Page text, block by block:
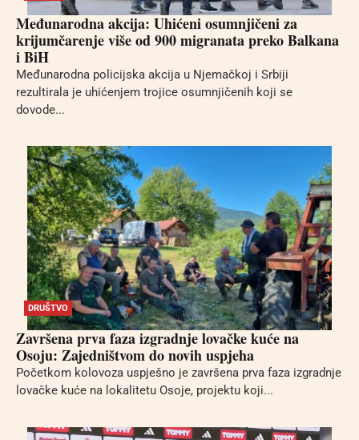
Međunarodna akcija: Uhićeni osumnjičeni za
krijumčarenje više od 900 migranata preko Balkana
i BiH
Međunarodna policijska akcija u Njemačkoj i Srbiji
rezultirala je uhićenjem trojice osumnjičenih koji se
dovode...
DRUŠTVO
Završena prva faza izgradnje lovačke kuće na
Osoju: Zajedništvom do novih uspjeha
Početkom kolovoza uspješno je završena prva faza izgradnje
lovačke kuće na lokalitetu Osoje, projektu koji...